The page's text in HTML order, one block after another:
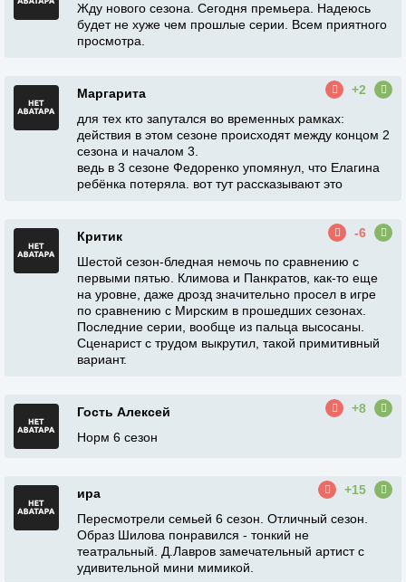
Жду нового сезона. Сегодня премьера. Надеюсь
будет не хуже чем прошлые серии. Всем приятного
просмотра.
Маргарита
+2
для тех кто запутался во временных рамках:
действия в этом сезоне происходят между концом 2
сезона и началом 3.
ведь в 3 сезоне Федоренко упомянул, что Елагина
ребёнка потеряла. вот тут рассказывают это
Критик
-6
Шестой сезон-бледная немочь по сравнению с
первыми пятью. Климова и Панкратов, как-то еще
на уровне, даже дрозд значительно просел в игре
по сравнению с Мирским в прошедших сезонах.
Последние серии, вообще из пальца высосаны.
Сценарист с трудом выкрутил, такой примитивный
вариант.
Гость Алексей
+8
Норм 6 сезон
ира
+15
Пересмотрели семьей 6 сезон. Отличный сезон.
Образ Шилова понравился - тонкий не
театральный. Д.Лавров замечательный артист с
удивительной мини мимикой.